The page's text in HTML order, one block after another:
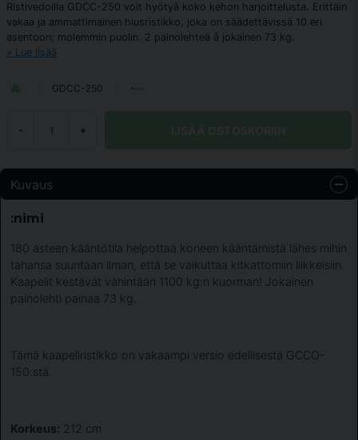
Ristivedoilla GDCC-250 voit hyötyä koko kehon harjoittelusta. Erittäin
vakaa ja ammattimainen hiusristikko, joka on säädettävissä 10 eri
asentoon; molemmin puolin. 2 painolehteä å jokainen 73 kg.
Lue lisää
GDCC-250
- +
Kuvaus
:nimi
180 asteen kääntötila helpottaa koneen kääntämistä lähes mihin
tahansa suuntaan ilman, että se vaikuttaa kitkattomiin liikkeisiin.
Kaapelit kestävät vähintään 1100 kg:n kuorman! Jokainen
painolehti painaa 73 kg.
Tämä kaapeliristikko on vakaampi versio edellisestä GCCO-
150:stä.
Korkeus: 212 cm